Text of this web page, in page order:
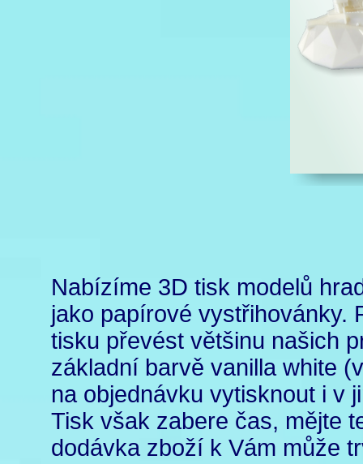
Nabízíme 3D tisk modelů
jako papírové vystřihovánky.
tisku převést většinu našich
základní barvě vanilla white
na objednávku vytisknout i v
Tisk však zabere čas, mějte
dodávka zboží k Vám může